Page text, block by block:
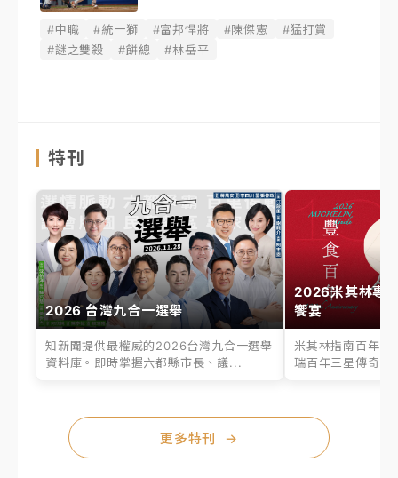
#中職 #統一獅 #富邦悍將 #陳傑憲
#猛打賞
#謎之雙殺
#餅總 #林岳平
特刊
2026 台灣九合一選舉
知新聞提供最權威的2026台灣九合一選舉
資料庫。即時掌握六都縣市長、議...
2026米其林專
饗宴
米其林指南百年之
瑞百年三星傳奇、
更多特刊 →